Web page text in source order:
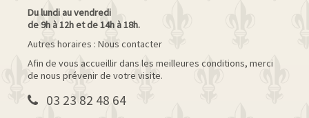
Du lundi au vendredi
de 9h à 12h et de 14h à 18h.
Autres horaires : Nous contacter
Afin de vous accueillir dans les meilleures conditions, merci
de nous prévenir de votre visite.
03 23 82 48 64